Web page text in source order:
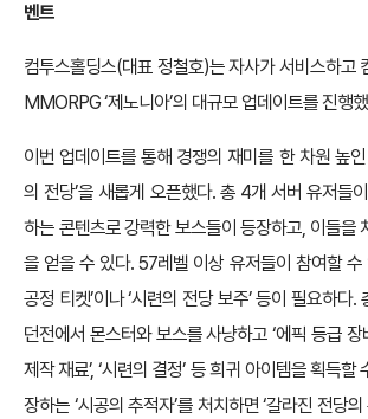
벤트
컴투스홀딩스(대표 정철호)는 자사가 서비스하고
MMORPG ‘제노니아’의 대규모 업데이트를 진행
이번 업데이트를 통해 경쟁의 재미를 한 차원 높
의 전당’을 새롭게 오픈했다. 총 4개 서버 유저들
하는 콘텐츠로 강력한 보스들이 등장하고, 이들을
을 얻을 수 있다. 57레벨 이상 유저들이 참여할 수
공정 티켓’이나 ‘시련의 전당 보주’ 등이 필요하다.
던전에서 몬스터와 보스를 사냥하고 ‘에픽 등급 장
제작 재료’, ‘시련의 결정’ 등 희귀 아이템을 획득할
장하는 ‘시공의 추적자’를 처치하면 ‘갈라진 전당